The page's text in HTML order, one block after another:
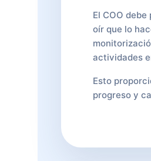
El COO
oír que lo
actividades
Esto
progreso y